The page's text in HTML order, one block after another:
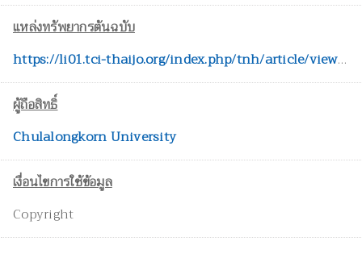
แหล่งทรัพยากรต้นฉบับ
https://li01.tci-thaijo.org/index.php/tnh/article/view/102861
ผู้ถือสิทธิ์
Chulalongkorn University
เงื่อนไขการใช้ข้อมูล
Copyright